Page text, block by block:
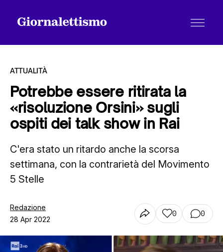
Tutti gli articoli
Chi siamo
ATTUALITÀ
Potrebbe essere ritirata la
«risoluzione Orsini» sugli
ospiti dei talk show in Rai
C'era stato un ritardo anche la scorsa
settimana, con la contrarietà del Movimento
5 Stelle
Redazione
28 Apr 2022
0 0